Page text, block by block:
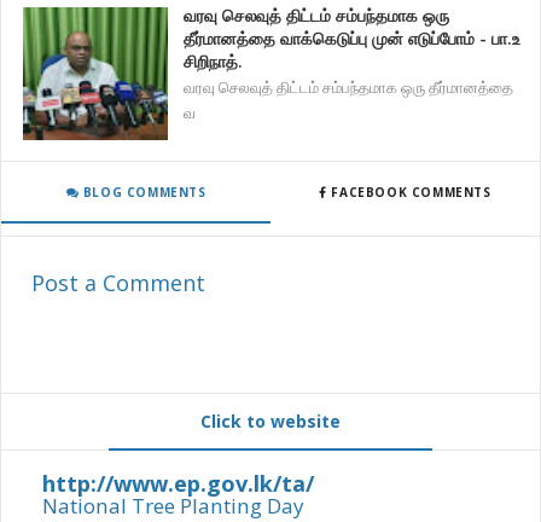
வரவு செலவுத் திட்டம் சம்பந்தமாக ஒரு
தீர்மானத்தை வாக்கெடுப்பு முன் எடுப்போம் - பா.உ
சிறிநாத்.
வரவு செலவுத் திட்டம் சம்பந்தமாக ஒரு தீர்மானத்தை
வ
BLOG COMMENTS FACEBOOK COMMENTS
Post a Comment
Click to website
http://www.ep.gov.lk/ta/
National Tree Planting Day